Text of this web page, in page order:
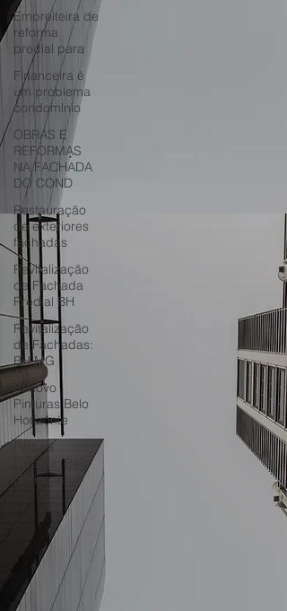
Empreiteira de
reforma
predial para
Financeira é
um problema
condomínio
OBRAS E
REFORMAS
NA FACHADA
DO COND
Restauração
de exteriores
fachadas
Revitalização
de Fachada
Predial BH
Revitalização
de Fachadas:
BH MG
Renovo
Pinturas Belo
Horizonte
Pintura
Externa: Belo
Horizonte